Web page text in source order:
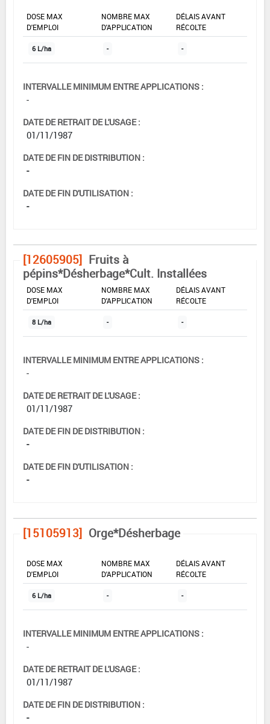
DOSE MAX
D'EMPLOI
NOMBRE MAX
D'APPLICATION
DÉLAIS AVANT
RÉCOLTE
6 L/ha - -
INTERVALLE MINIMUM ENTRE APPLICATIONS :
-
DATE DE RETRAIT DE L'USAGE :
01/11/1987
DATE DE FIN DE DISTRIBUTION :
-
DATE DE FIN D'UTILISATION :
-
[12605905] Fruits à
pépins*Désherbage*Cult. Installées
DOSE MAX
D'EMPLOI
NOMBRE MAX
D'APPLICATION
DÉLAIS AVANT
RÉCOLTE
8 L/ha - -
INTERVALLE MINIMUM ENTRE APPLICATIONS :
-
DATE DE RETRAIT DE L'USAGE :
01/11/1987
DATE DE FIN DE DISTRIBUTION :
-
DATE DE FIN D'UTILISATION :
-
[15105913] Orge*Désherbage
DOSE MAX
D'EMPLOI
NOMBRE MAX
D'APPLICATION
DÉLAIS AVANT
RÉCOLTE
6 L/ha - -
INTERVALLE MINIMUM ENTRE APPLICATIONS :
-
DATE DE RETRAIT DE L'USAGE :
01/11/1987
DATE DE FIN DE DISTRIBUTION :
-